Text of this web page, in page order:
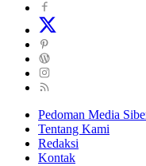
Pedoman Media
Tentang Kami
Redaksi
Kontak